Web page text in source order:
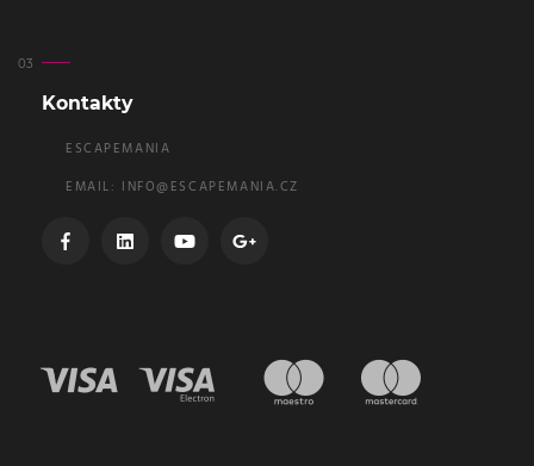
Kontakty
ESCAPEMANIA
EMAIL: INFO@ESCAPEMANIA.CZ